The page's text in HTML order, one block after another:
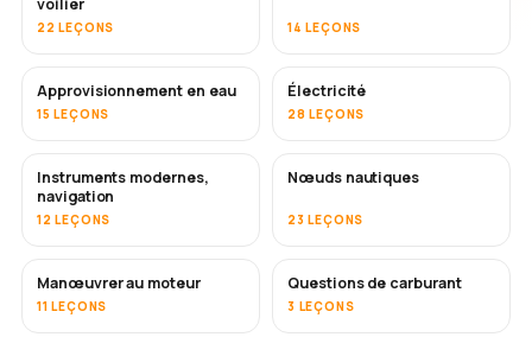
22 LEÇONS 14 LEÇONS
Approvisionnement en eau
15 LEÇONS
Électricité
28 LEÇONS
Instruments modernes,
navigation
12 LEÇONS
Nœuds nautiques
23 LEÇONS
Manœuvrer au moteur
11 LEÇONS
Questions de carburant
3 LEÇONS